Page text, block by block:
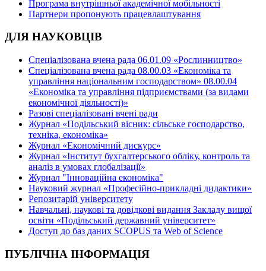
Програма внутрішньої академічної мобільності
Партнери пропонують працевлаштування
ДЛЯ НАУКОВЦІВ
Спеціалізована вчена рада 06.01.09 «Рослинництво»
Спеціалізована вчена рада 08.00.03 «Економіка та
управління національним господарством» 08.00.04
«Економіка та управління підприємствами (за видами
економічної діяльності)»
Разові спеціалізовані вчені ради
Журнал «Подільський вісник: сільське господарство,
техніка, економіка»
Журнал «Економічний дискурс»
Журнал «Інститут бухгалтерського обліку, контроль та
аналіз в умовах глобалізації»
Журнал "Інноваційна економіка"
Науковий журнал «Професійно-прикладні дидактики»
Репозитарій університету
Навчальні, наукові та довідкові видання Закладу вищої
освіти «Подільський державний університет»
Доступ до баз даних SCOPUS та Web of Science
ПУБЛІЧНА ІНФОРМАЦІЯ